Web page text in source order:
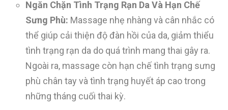
Ngăn Chặn Tình Trạng Rạn Da Và Hạn Chế
Sưng Phù: Massage nhẹ nhàng và cân nhắc có
thể giúp cải thiện độ đàn hồi của da, giảm thiểu
tình trạng rạn da do quá trình mang thai gây ra.
Ngoài ra, massage còn hạn chế tình trạng sưng
phù chân tay và tình trạng huyết áp cao trong
những tháng cuối thai kỳ.